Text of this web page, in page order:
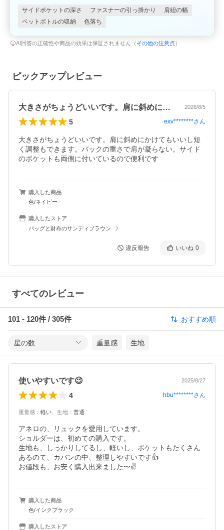
サイドポケットの深さ ファスナーの引っ掛かり
肩紐の幅
ペットボトルの収納
色落ち
AI回答の正確性や商品の効果は保証されません（ その他の注意点 ）
ピックアップレビュー
大きさがちょうどいいです。肩に斜めにか… 2026/8/5
5 exv********さん
大きさがちょうどいいです。肩に斜めにかけてもいいし短
く調整もできます。バックの重さで肩が凝らない。サイド
のポケットも両側に付いているので便利です
購入した商品
色/ネイビー
購入したストア
バッグと財布のサンディブラウン
違反報告 いいね 0
すべてのレビュー
101 - 120件 / 305件 おすすめ順
星の数 重量感 生地
使いやすいです😉 2025/8/27
4 hbu********さん
重量感 ： 軽い 生地 ： 普通
アネロの、リュックを愛用しています。
ショルダーは、初めての購入です。
生地も、しっかりしてるし、軽いし、ポケットもたくさん
あるのて、カバンの中、整理しやすいです👍
お値段も、お安く購入出来ました〜✌️
購入した商品
色/インクブラック
購入したストア